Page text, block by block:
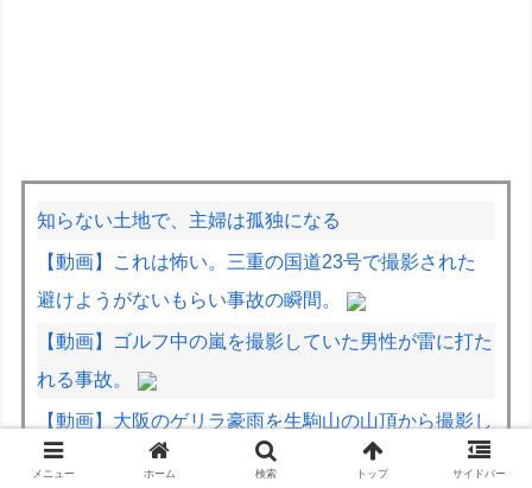
知らない土地で、主婦は孤独になる
【動画】これは怖い。三重の国道23号で撮影された
避けようがないもらい事故の瞬間。
【動画】ゴルフ中の嵐を撮影していた男性が雷に打た
れる事故。
【動画】大阪のゲリラ豪雨を生駒山の山頂から撮影し
たビデオが美しい。
メニュー ホーム 検索 トップ サイドバー